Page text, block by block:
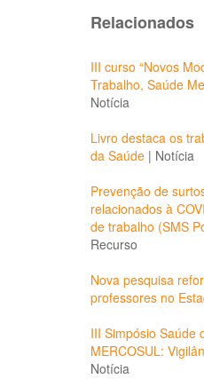
Relacionados
III curso “Novos
Trabalho, Saúde
Notícia
Livro destaca os
da Saúde | Notícia
Prevenção de
relacionados à
de trabalho (SMS
Recurso
Nova pesquisa
professores no
III Simpósio Saúde
MERCOSUL:
Notícia